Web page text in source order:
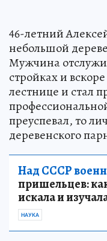
46-летний
небольшой
Мужчина
стройках и
лестнице и стал
преуспевал, то
деревенского
Над СССР
пришельцев:
искала и
НАУКА